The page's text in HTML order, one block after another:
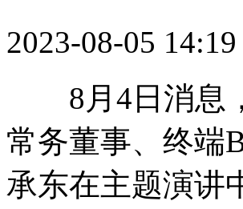
2023-08-05 14:19
8月4日消息，
常务董事、终端
承东在主题演讲